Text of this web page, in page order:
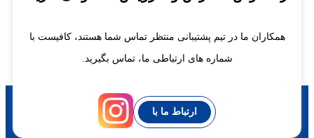
همکاران ما در تیم پشتیبانی منتظر تماس شما هستند، کافیست با
شماره های ارتباطی ما، تماس بگیرید.
ارتباط ما با